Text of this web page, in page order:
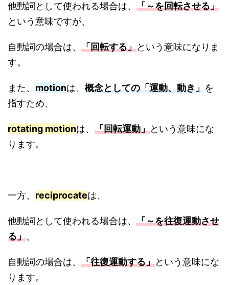
他動詞として使われる場合は、 「～を回転させる」
という意味ですが、
自動詞の場合は、 「回転する」という意味になりま
す。
また、 motionは、 概念としての「運動、動き」を
指すため、
rotating motionは、 「回転運動」という意味にな
ります。
一方、 reciprocateは、
他動詞として使われる場合は、 「～を往復運動させ
る」、
自動詞の場合は、 「往復運動する」という意味にな
ります。